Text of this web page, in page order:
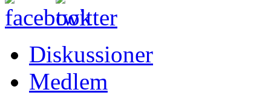
Diskussioner
Medlem